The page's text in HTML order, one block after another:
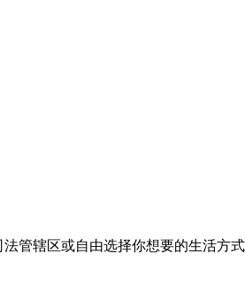
管辖区或自由选择你想要的生活方